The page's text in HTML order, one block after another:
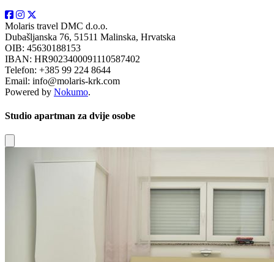
Molaris travel DMC d.o.o.
Dubašljanska 76, 51511 Malinska, Hrvatska
OIB: 45630188153
IBAN: HR9023400091110587402
Telefon: +385 99 224 8644
Email: info@molaris-krk.com
Powered by Nokumo.
Studio apartman za dvije osobe
Close modal